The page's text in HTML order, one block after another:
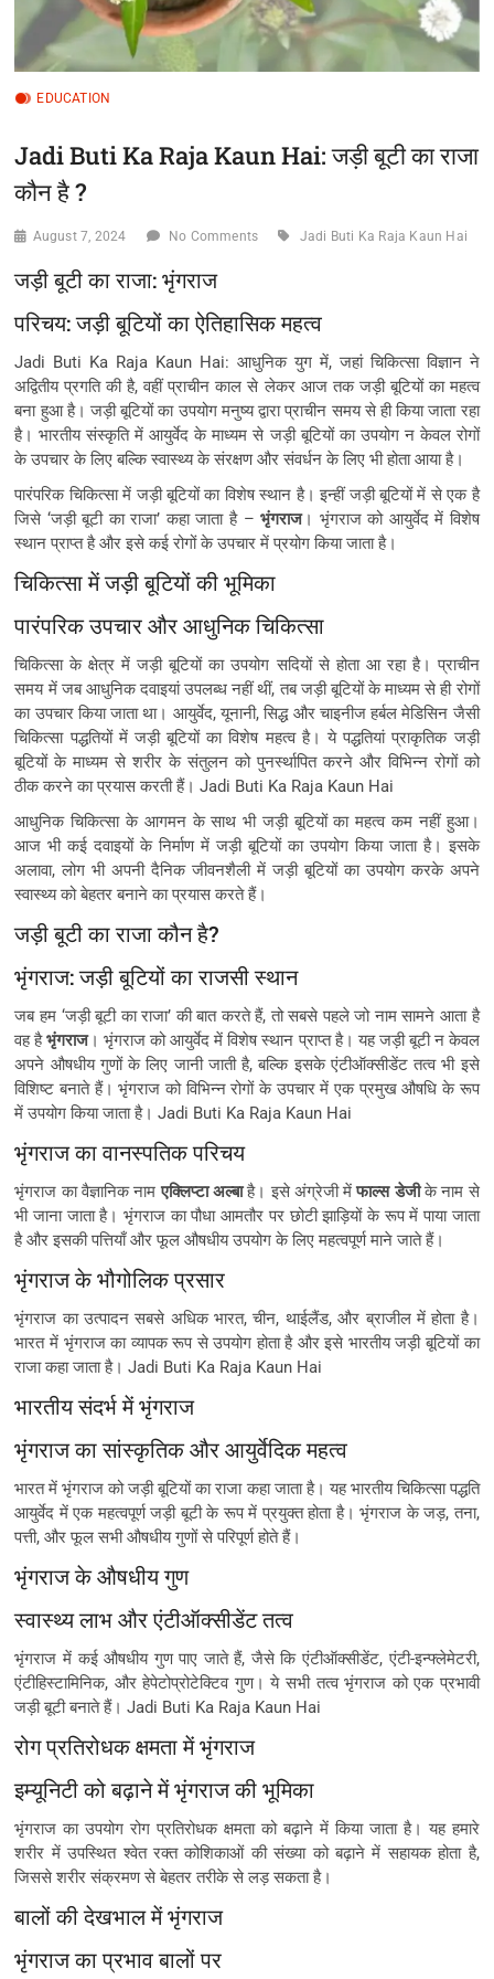
EDUCATION
Jadi Buti Ka Raja Kaun Hai: जड़ी बूटी का राजा
कौन है ?
August 7, 2024 No Comments Jadi Buti Ka Raja Kaun Hai
जड़ी बूटी का राजा: भृंगराज
परिचय: जड़ी बूटियों का ऐतिहासिक महत्व
Jadi Buti Ka Raja Kaun Hai: आधुनिक युग में, जहां चिकित्सा विज्ञान ने
अद्वितीय प्रगति की है, वहीं प्राचीन काल से लेकर आज तक जड़ी बूटियों का महत्व
बना हुआ है। जड़ी बूटियों का उपयोग मनुष्य द्वारा प्राचीन समय से ही किया जाता रहा
है। भारतीय संस्कृति में आयुर्वेद के माध्यम से जड़ी बूटियों का उपयोग न केवल रोगों
के उपचार के लिए बल्कि स्वास्थ्य के संरक्षण और संवर्धन के लिए भी होता आया है।
पारंपरिक चिकित्सा में जड़ी बूटियों का विशेष स्थान है। इन्हीं जड़ी बूटियों में से एक है
जिसे ‘जड़ी बूटी का राजा’ कहा जाता है –भृंगराज। भृंगराज को आयुर्वेद में विशेष
स्थान प्राप्त है और इसे कई रोगों के उपचार में प्रयोग किया जाता है।
चिकित्सा में जड़ी बूटियों की भूमिका
पारंपरिक उपचार और आधुनिक चिकित्सा
चिकित्सा के क्षेत्र में जड़ी बूटियों का उपयोग सदियों से होता आ रहा है। प्राचीन
समय में जब आधुनिक दवाइयां उपलब्ध नहीं थीं, तब जड़ी बूटियों के माध्यम से ही रोगों
का उपचार किया जाता था। आयुर्वेद, यूनानी, सिद्ध और चाइनीज हर्बल मेडिसिन जैसी
चिकित्सा पद्धतियों में जड़ी बूटियों का विशेष महत्व है। ये पद्धतियां प्राकृतिक जड़ी
बूटियों के माध्यम से शरीर के संतुलन को पुनर्स्थापित करने और विभिन्न रोगों को
ठीक करने का प्रयास करती हैं। Jadi Buti Ka Raja Kaun Hai
आधुनिक चिकित्सा के आगमन के साथ भी जड़ी बूटियों का महत्व कम नहीं हुआ।
आज भी कई दवाइयों के निर्माण में जड़ी बूटियों का उपयोग किया जाता है। इसके
अलावा, लोग भी अपनी दैनिक जीवनशैली में जड़ी बूटियों का उपयोग करके अपने
स्वास्थ्य को बेहतर बनाने का प्रयास करते हैं।
जड़ी बूटी का राजा कौन है?
भृंगराज: जड़ी बूटियों का राजसी स्थान
जब हम ‘जड़ी बूटी का राजा’ की बात करते हैं, तो सबसे पहले जो नाम सामने आता है
वह हैभृंगराज। भृंगराज को आयुर्वेद में विशेष स्थान प्राप्त है। यह जड़ी बूटी न केवल
अपने औषधीय गुणों के लिए जानी जाती है, बल्कि इसके एंटीऑक्सीडेंट तत्व भी इसे
विशिष्ट बनाते हैं। भृंगराज को विभिन्न रोगों के उपचार में एक प्रमुख औषधि के रूप
में उपयोग किया जाता है। Jadi Buti Ka Raja Kaun Hai
भृंगराज का वानस्पतिक परिचय
भृंगराज का वैज्ञानिक नामएक्लिप्टा अल्बाहै। इसे अंग्रेजी मेंफाल्स डेजीके नाम से
भी जाना जाता है। भृंगराज का पौधा आमतौर पर छोटी झाड़ियों के रूप में पाया जाता
है और इसकी पत्तियाँ और फूल औषधीय उपयोग के लिए महत्वपूर्ण माने जाते हैं।
भृंगराज के भौगोलिक प्रसार
भृंगराज का उत्पादन सबसे अधिक भारत, चीन, थाईलैंड, और ब्राजील में होता है।
भारत में भृंगराज का व्यापक रूप से उपयोग होता है और इसे भारतीय जड़ी बूटियों का
राजा कहा जाता है। Jadi Buti Ka Raja Kaun Hai
भारतीय संदर्भ में भृंगराज
भृंगराज का सांस्कृतिक और आयुर्वेदिक महत्व
भारत में भृंगराज को जड़ी बूटियों का राजा कहा जाता है। यह भारतीय चिकित्सा पद्धति
आयुर्वेद में एक महत्वपूर्ण जड़ी बूटी के रूप में प्रयुक्त होता है। भृंगराज के जड़, तना,
पत्ती, और फूल सभी औषधीय गुणों से परिपूर्ण होते हैं।
भृंगराज के औषधीय गुण
स्वास्थ्य लाभ और एंटीऑक्सीडेंट तत्व
भृंगराज में कई औषधीय गुण पाए जाते हैं, जैसे कि एंटीऑक्सीडेंट, एंटी-इन्फ्लेमेटरी,
एंटीहिस्टामिनिक, और हेपेटोप्रोटेक्टिव गुण। ये सभी तत्व भृंगराज को एक प्रभावी
जड़ी बूटी बनाते हैं। Jadi Buti Ka Raja Kaun Hai
रोग प्रतिरोधक क्षमता में भृंगराज
इम्यूनिटी को बढ़ाने में भृंगराज की भूमिका
भृंगराज का उपयोग रोग प्रतिरोधक क्षमता को बढ़ाने में किया जाता है। यह हमारे
शरीर में उपस्थित श्वेत रक्त कोशिकाओं की संख्या को बढ़ाने में सहायक होता है,
जिससे शरीर संक्रमण से बेहतर तरीके से लड़ सकता है।
बालों की देखभाल में भृंगराज
भृंगराज का प्रभाव बालों पर